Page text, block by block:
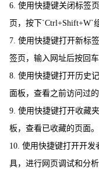
6. 使用快捷键关闭标签
页，按下`Ctrl+Shift+W`
7. 使用快捷键打开新标
签页，输入网址后按回车
8. 使用快捷键打开历史
面板，查看之前访问过的
9. 使用快捷键打开收藏
板，查看已收藏的页面。
10. 使用快捷键打开开
具，进行网页调试和分析